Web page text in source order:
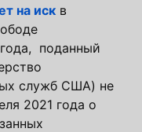
на иск в
поданный
служб США) не
2021 года о